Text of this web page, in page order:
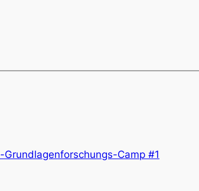
Grundlagenforschungs-Camp #1